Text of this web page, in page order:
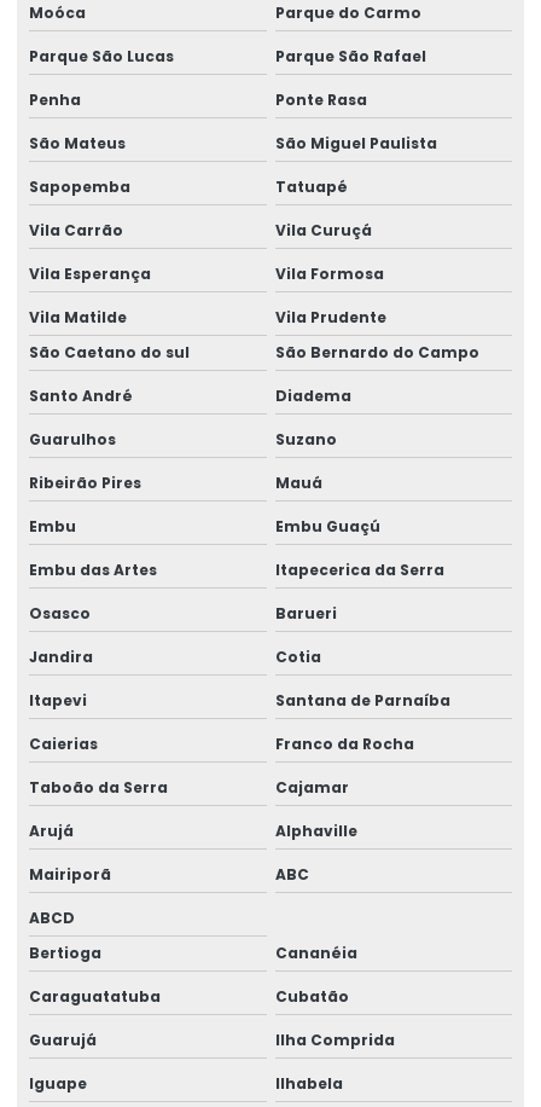
Fornecedor de gerador
Fornecedor de gerador de energia em camaçari
Fornecedores de geradores a diesel
Fornecedores de geradores a diesel em camaçari
Fornecedores de geradores elétricos
Gerador 100 kva
Gerador 100 kva aluguel preço
Gerador 100 kva diesel
Gerador 100 kva mwm
Gerador 100 kva trifásico
Gerador 100 kva valor
Gerador 100 kva a venda
Gerador 100kva valor
Gerador 110 kva
Gerador 120 kva
Gerador 120 kva diesel
Gerador 120 kva preço
Moóca Parque do Carmo
Parque São Lucas Parque São Rafael
Penha Ponte Rasa
São Mateus São Miguel Paulista
Sapopemba Tatuapé
Vila Carrão Vila Curuçá
Vila Esperança Vila Formosa
Vila Matilde
Vila Prudente
São Caetano do sul
São Bernardo do Campo
Santo André Diadema
Guarulhos Suzano
Ribeirão Pires Mauá
Embu Embu Guaçú
Embu das Artes Itapecerica da Serra
Osasco Barueri
Jandira Cotia
Itapevi Santana de Parnaíba
Caierias Franco da Rocha
Taboão da Serra Cajamar
Arujá Alphaville
Mairiporã ABC
ABCD
Bertioga
Cananéia
Caraguatatuba Cubatão
Guarujá Ilha Comprida
Iguape Ilhabela